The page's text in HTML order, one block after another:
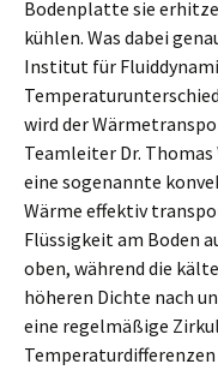
Bodenplatte sie
kühlen. Was dabei
Institut für
wird der
Teamleiter Dr. Thomas
eine sogenannte
Wärme effektiv
Flüssigkeit am Boden
oben, während die
höheren Dichte nach
eine regelmäßige